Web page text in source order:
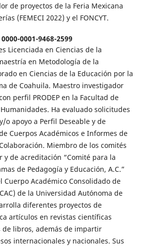
de proyectos de la Feria Mexicana
(FEMECI 2022) y el FONCYT.
0000-0001-9468-2599
Licenciada en Ciencias de la
en Metodología de la
en Ciencias de la Educación por la
de Coahuila. Maestro investigador
perfil PRODEP en la Facultad de
Ha evaluado solicitudes
o apoyo a Perfil Deseable y de
Cuerpos Académicos e Informes de
Miembro de los comités
de acreditación “Comité para la
de Pedagogía y Educación, A.C.”
Cuerpo Académico Consolidado de
de la Universidad Autónoma de
diferentes proyectos de
artículos en revistas científicas
de libros, además de impartir
internacionales y nacionales. Sus